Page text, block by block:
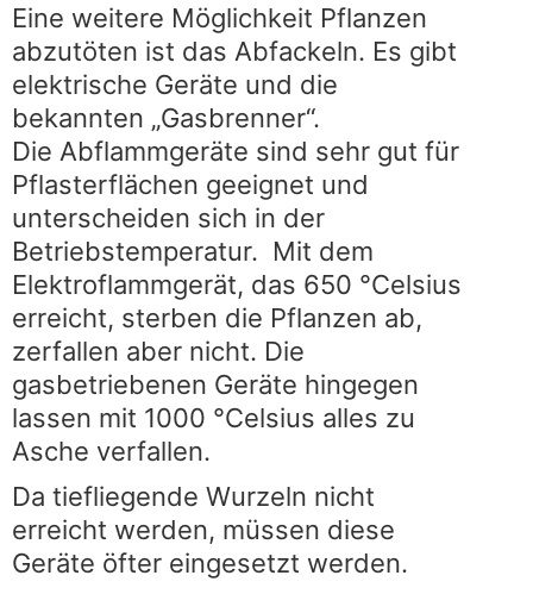
Eine weitere Möglichkeit Pflanzen
abzutöten ist das Abfackeln. Es gibt
elektrische Geräte und die
bekannten „Gasbrenner“.
Die Abflammgeräte sind sehr gut für
Pflasterflächen geeignet und
unterscheiden sich in der
Betriebstemperatur. Mit dem
Elektroflammgerät, das 650 °Celsius
erreicht, sterben die Pflanzen ab,
zerfallen aber nicht. Die
gasbetriebenen Geräte hingegen
lassen mit 1000 °Celsius alles zu
Asche verfallen.
Da tiefliegende Wurzeln nicht
erreicht werden, müssen diese
Geräte öfter eingesetzt werden.